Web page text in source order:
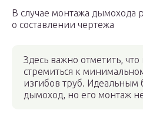
В случае монтажа дымохода
о составлении чертежа
Здесь важно отметить,
стремиться к
изгибов труб. Идеальным
дымоход, но его монтаж